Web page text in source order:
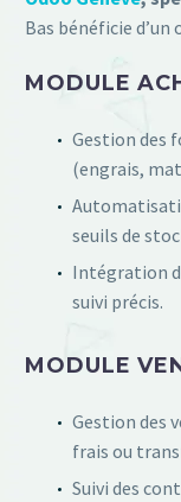
Bas bénéficie
MODULE
Gestion des
(engrais,
seuils de
Intégration
suivi précis.
MODULE
Gestion des
frais ou
Suivi des